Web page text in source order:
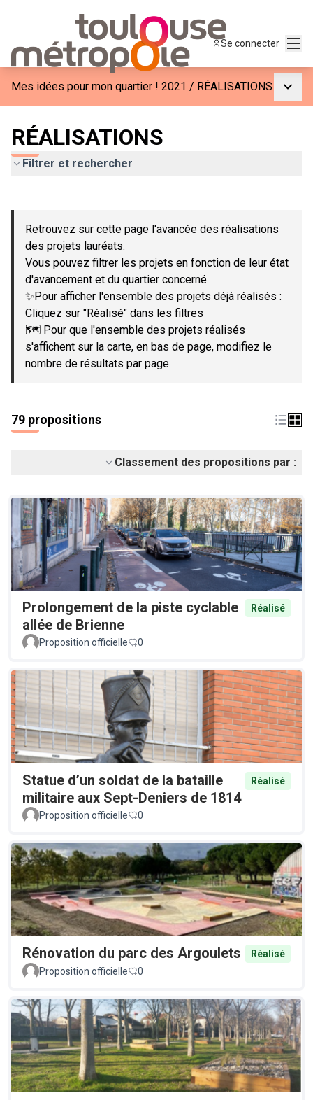
Se connecter
Mes idées pour mon quartier ! 2021 / RÉALISATIONS
RÉALISATIONS
Filtrer et rechercher
−
Retrouvez sur cette page l'avancée des réalisations
des projets lauréats.
Vous pouvez filtrer les projets en fonction de leur état
d'avancement et du quartier concerné.
✨Pour afficher l'ensemble des projets déjà réalisés :
Cliquez sur "Réalisé" dans les filtres
🗺️ Pour que l'ensemble des projets réalisés
s'affichent sur la carte, en bas de page, modifiez le
nombre de résultats par page.
79 propositions
Classement des propositions par :
Prolongement de la piste cyclable
allée de Brienne
Réalisé
Proposition officielle 0
Statue d’un soldat de la bataille
militaire aux Sept-Deniers de 1814
Réalisé
Proposition officielle 0
Rénovation du parc des Argoulets
Réalisé
Proposition officielle
0